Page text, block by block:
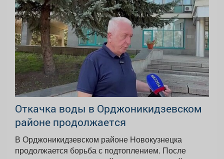
Откачка воды в Орджоникидзевском
районе продолжается
В Орджоникидзевском районе Новокузнецка
продолжается борьба с подтоплением. После